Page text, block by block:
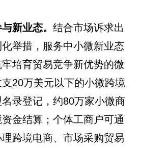
新业态。 结合市场诉求出
举措，服务中小微新业态
培育贸易竞争新优势的微
20万美元以下的小微跨境
录登记，约80万家小微商
金结算；个体工商户可通
跨境电商、市场采购贸易